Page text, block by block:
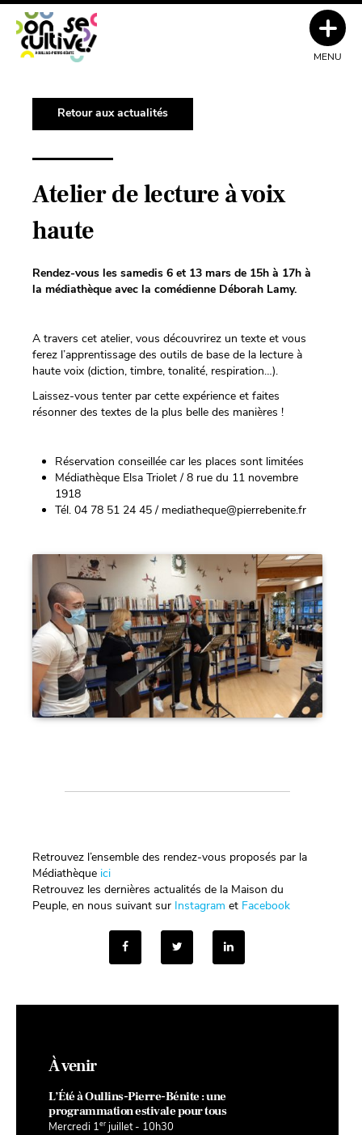
Retour aux actualités
Atelier de lecture à voix
haute
Rendez-vous les samedis 6 et 13 mars de 15h à 17h à
la médiathèque avec la comédienne Déborah Lamy.
A travers cet atelier, vous découvrirez un texte et vous
ferez l’apprentissage des outils de base de la lecture à
haute voix (diction, timbre, tonalité, respiration…).
Laissez-vous tenter par cette expérience et faites
résonner des textes de la plus belle des manières !
Réservation conseillée car les places sont limitées
Médiathèque Elsa Triolet / 8 rue du 11 novembre
1918
Tél. 04 78 51 24 45 / mediatheque@pierrebenite.fr
Retrouvez l’ensemble des rendez-vous proposés par la
Médiathèque ici
Retrouvez les dernières actualités de la Maison du
Peuple, en nous suivant sur Instagram et Facebook
À venir
L’Été à Oullins-Pierre-Bénite : une
programmation estivale pour tous
Mercredi 1er juillet - 10h30
MENU